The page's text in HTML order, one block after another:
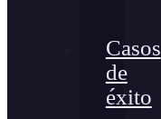
Casos
de
éxito